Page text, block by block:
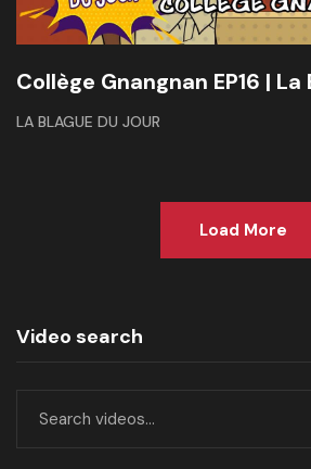
Collège Gnangnan EP16 |
LA BLAGUE DU JOUR
Load More
Video search